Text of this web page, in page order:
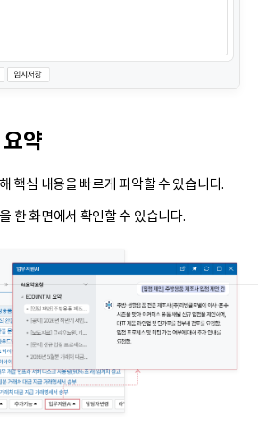
약
핵심 내용을 빠르게 파악할 수 있습니다.
한 화면에서 확인할 수 있습니다.